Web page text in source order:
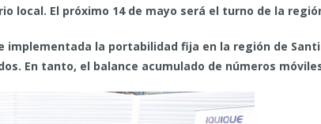
local. El próximo 14 de mayo será el turno de la
implementada la portabilidad fija en la región de
En tanto, el balance acumulado de números